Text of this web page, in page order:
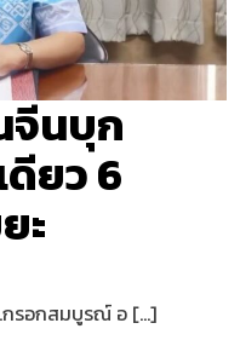
จีนบุก
ยว 6
ะ
กรอกสมบูรณ์ อ […]